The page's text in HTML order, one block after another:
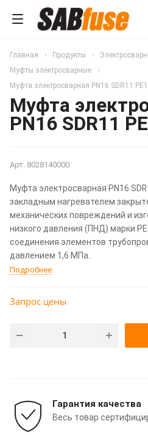
Главная Продукты
Муфты электросварные
Муфта электросварная PN16 SDR11
Муфта
PN16 SDR11
Арт. 8028140000
Муфта электросварная PN16
закладным нагревателем
механических повреждений и
низкого давления (ПНД) марки
соединения элементов
давлением 1,6 МПа.
Подробнее
Запрос цены
Гарантия качества
Весь товар